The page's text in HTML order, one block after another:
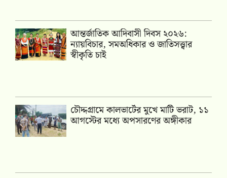
আন্তর্জাতিক আদিবাসী দিবস ২০২৬:
ন্যায়বিচার, সমঅধিকার ও জাতিসত্ত্বার
স্বীকৃতি চাই
চৌদ্দগ্রামে কালভার্টের মুখে মাটি ভরাট, ১১
আগস্টের মধ্যে অপসারণের অঙ্গীকার